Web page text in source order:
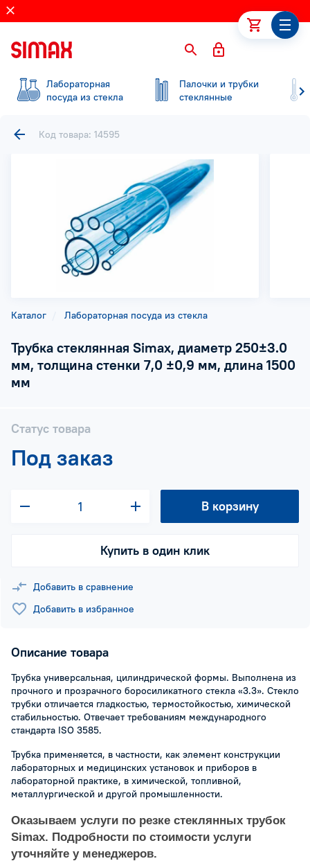
Лабораторная
посуда из стекла
Палочки и трубки
стеклянные
Каталог Лабораторная посуда из стекла
Трубка стеклянная Simax, диаметр 250±3.0
мм, толщина стенки 7,0 ±0,9 мм, длина 1500
мм
Статус товара
Под заказ
В корзину
Купить в один клик
Добавить в сравнение
Добавить в избранное
Описание товара
Трубка универсальная, цилиндрической формы. Выполнена из
прочного и прозрачного боросиликатного стекла «3.3». Стекло
трубки отличается гладкостью, термостойкостью, химической
стабильностью. Отвечает требованиям международного
стандарта ISO 3585.
Трубка применяется, в частности, как элемент конструкции
лабораторных и медицинских установок и приборов в
лабораторной практике, в химической, топливной,
металлургической и другой промышленности.
Оказываем услуги по резке стеклянных трубок
Simax. Подробности по стоимости услуги
уточняйте у менеджеров.
Код товара: 14595